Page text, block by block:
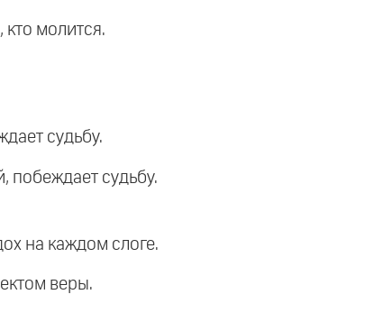
кто молится.
судьбу.
побеждает судьбу.
на каждом слоге.
веры.